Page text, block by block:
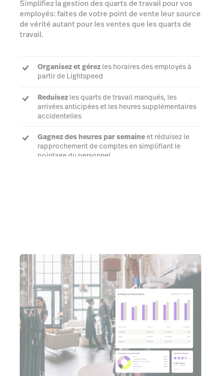
Simplifiez la gestion des quarts de travail pour vos
employés: faites de votre point de vente leur source
de vérité autant pour les ventes que les quarts de
travail.
Organisez et gérez les horaires des employés à
partir de Lightspeed
Reduisez les quarts de travail manqués, les
arrivées anticipées et les heures supplémentaires
accidentelles
Gagnez des heures par semaineet réduisez le
rapprochement de comptes en simplifiant le
pointage du personnel